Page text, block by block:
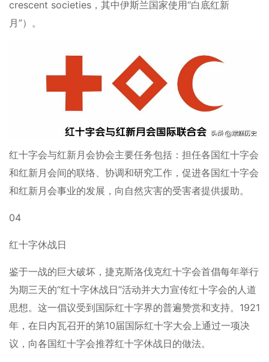
crescent societies，其中伊斯兰国家使用“白底红新
月”）。
红十字会与红新月会协会主要任务包括：担任各国红十字会
和红新月会间的联络、协调和研究工作，促进各国红十字会
和红新月会事业的发展，向自然灾害的受害者提供援助。
04
红十字休战日
鉴于一战的巨大破坏，捷克斯洛伐克红十字会首倡每年举行
为期三天的“红十字休战日”活动并大力宣传红十字会的人道
思想。这一倡议受到国际红十字界的普遍赞赏和支持。1921
年，在日内瓦召开的第10届国际红十字大会上通过一项决
议，向各国红十字会推荐红十字休战日的做法。